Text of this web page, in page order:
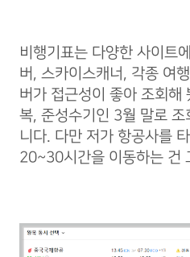
비행기표는 다양한 사이트
버, 스카이스캐너, 각종 여
버가 접근성이 좋아 조회
복, 준성수기인 3월 말로
니다. 다만 저가 항공사를
20~30시간을 이동하는 건